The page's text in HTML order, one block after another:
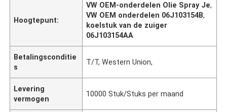
Hoogtepunt:
VW OEM-onderdelen Olie Spray Je,
VW OEM onderdelen 06J103154B,
koelstuk van de zuiger
06J103154AA
Betalingsconditie
s
T/T, Western Union,
Levering
vermogen
10000 Stuk/Stuks per maand